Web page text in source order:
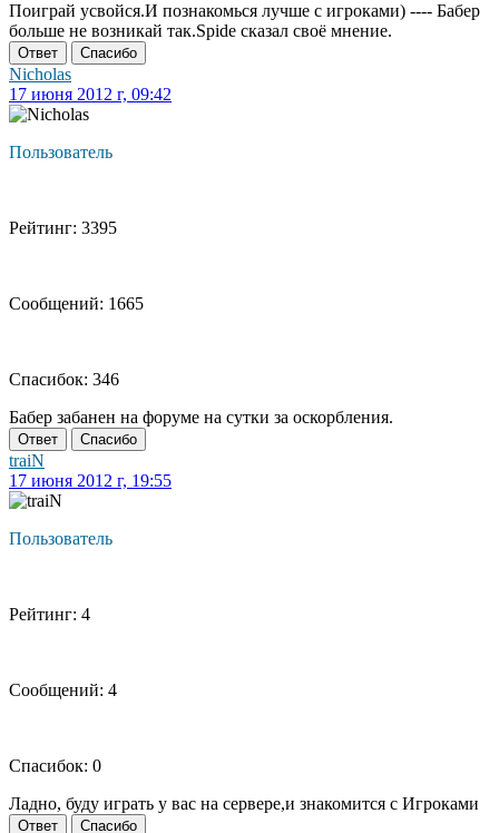
Поиграй усвойся.И познакомься лучше с игроками) ---- Бабер
больше не возникай так.Spide сказал своё мнение.
Ответ Спасибо
Nicholas
17 июня 2012 г, 09:42
Пользователь
Рейтинг: 3395
Сообщений: 1665
Спасибок: 346
Бабер забанен на форуме на сутки за оскорбления.
Ответ Спасибо
traiN
17 июня 2012 г, 19:55
Пользователь
Рейтинг: 4
Сообщений: 4
Спасибок: 0
Ладно, буду играть у вас на сервере,и знакомится с Игроками
Ответ Спасибо